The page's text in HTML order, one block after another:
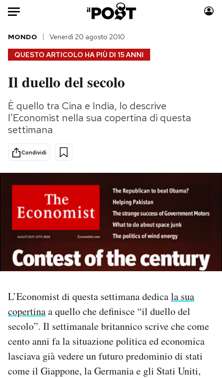
Auto
HOME
Italia
Politica
Scienza
Economia
Sport
Consumismi
Mondiali calcio 2026
I MIEI PREFERITI
SHOP
CALENDARIO
QUESTO ARTICOLO HA PIÙ DI 15 ANNI
MONDO Venerdì 20 agosto 2010
Il duello del secolo
È quello tra Cina e India, lo descrive
l'Economist nella sua copertina di questa
settimana
Condividi
L’Economist di questa settimana dedicala sua
copertinaa quello che definisce “il duello del
secolo”. Il settimanale britannico scrive che come
cento anni fa la situazione politica ed economica
lasciava già vedere un futuro predominio di stati
come il Giappone, la Germania e gli Stati Uniti,